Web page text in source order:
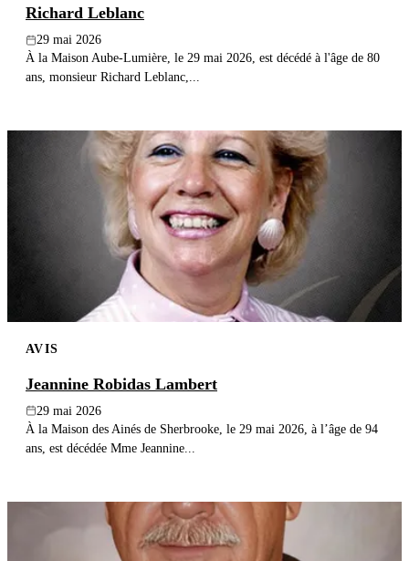
Richard Leblanc
29 mai 2026
À la Maison Aube-Lumière, le 29 mai 2026, est décédé à l'âge de 80
ans, monsieur Richard Leblanc,...
AVIS
Jeannine Robidas Lambert
29 mai 2026
À la Maison des Ainés de Sherbrooke, le 29 mai 2026, à l’âge de 94
ans, est décédée Mme Jeannine...